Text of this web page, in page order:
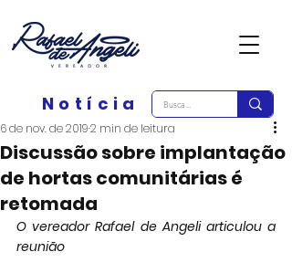
Notícia
Discussão sobre implantação
de hortas comunitárias é
retomada
6 de nov. de 20192 min de leitura
O vereador Rafael de Angeli articulou a
reunião